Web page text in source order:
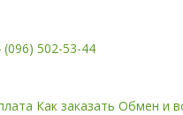
(096) 502-53-44
Как заказать Обмен и